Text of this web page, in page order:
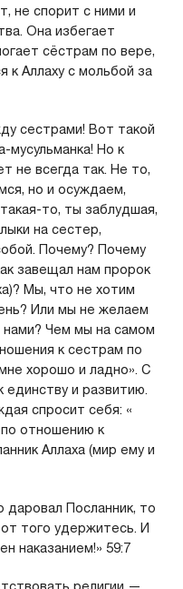
не спорит с ними и
Она избегает
сёстрам по вере,
к Аллаху с мольбой за
сестрами! Вот такой
Но к
не всегда так. Не то,
но и осуждаем,
то, ты заблудшая,
на сестер,
Почему? Почему
завещал нам пророк
Мы, что не хотим
Или мы не желаем
Чем мы на самом
к сестрам по
хорошо и ладно». С
и развитию.
спросит себя: «
отношению к
Аллаха (мир ему и
даровал Посланник, то
того удержитесь. И
наказанием!» 59:7